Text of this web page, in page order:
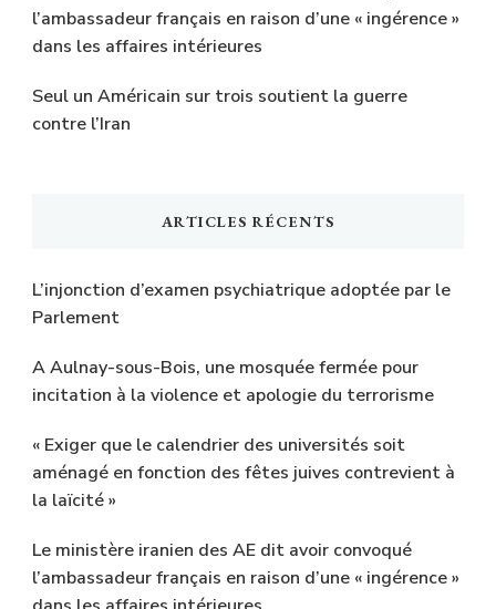
l’ambassadeur français en raison d’une « ingérence »
dans les affaires intérieures
Seul un Américain sur trois soutient la guerre
contre l’Iran
ARTICLES RÉCENTS
L’injonction d’examen psychiatrique adoptée par le
Parlement
A Aulnay-sous-Bois, une mosquée fermée pour
incitation à la violence et apologie du terrorisme
« Exiger que le calendrier des universités soit
aménagé en fonction des fêtes juives contrevient à
la laïcité »
Le ministère iranien des AE dit avoir convoqué
l’ambassadeur français en raison d’une « ingérence »